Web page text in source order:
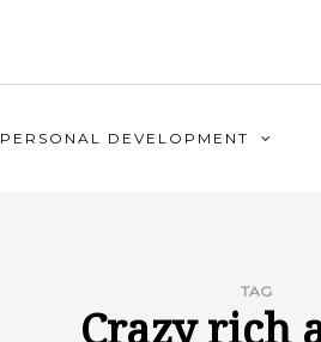
PERSONAL DEVELOPMENT
TAG
Crazy rich